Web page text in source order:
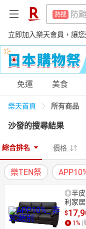
熱搜 防
熱搜 299
熱搜 微
熱搜 平
抽
熱搜 熱
立即加入樂天會員，讓您
熱搜 299
微
熱搜 平
熱搜 吹
熱搜
熱搜 電
熱搜
熱搜 熱
購物網分類
居家生活 3C
女裝
免運 美食
樂天首頁 所有商品
沙發的搜尋結果
綜合排名 價格
樂TEN祭
◎半皮
利家居
$
1 % (